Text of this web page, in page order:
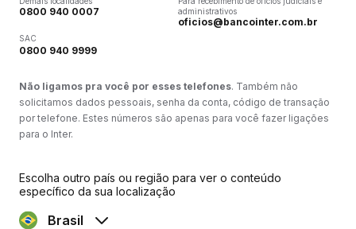
0800 940 0007
SAC
0800 940 9999
administrativos
oficios@bancointer.com.br
Não ligamos pra você por esses telefones. Também não
solicitamos dados pessoais, senha da conta, código de transação
por telefone. Estes números são apenas para você fazer ligações
para o Inter.
Escolha outro país ou região para ver o conteúdo
específico da sua localização
Brasil